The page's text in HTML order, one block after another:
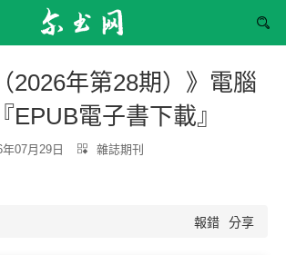

2026年第28期）》電腦
EPUB電子書下載』
07月29日 
分
雜誌期刊
報錯 分享